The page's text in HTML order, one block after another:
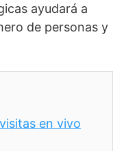
ayudará a
de personas y
en vivo